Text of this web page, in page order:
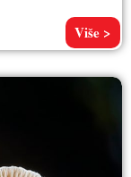
Više >